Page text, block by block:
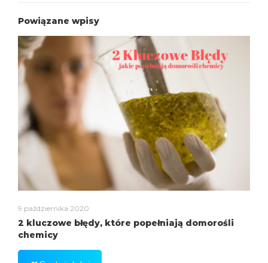
Powiązane wpisy
9 października 2020
2 kluczowe błędy, które popełniają domorośli
chemicy